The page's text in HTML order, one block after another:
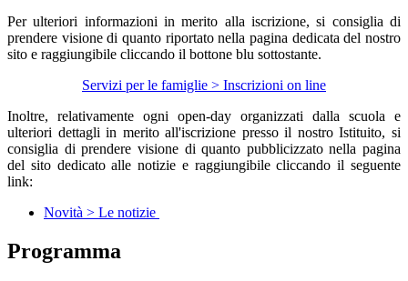
Per ulteriori informazioni in merito alla iscrizione, si consiglia di
prendere visione di quanto riportato nella pagina dedicata del nostro
sito e raggiungibile cliccando il bottone blu sottostante.
Servizi per le famiglie > Inscrizioni on line
Inoltre, relativamente ogni open-day organizzati dalla scuola e
ulteriori dettagli in merito all'iscrizione presso il nostro Istituito, si
consiglia di prendere visione di quanto pubblicizzato nella pagina
del sito dedicato alle notizie e raggiungibile cliccando il seguente
link:
Novità > Le notizie
Programma